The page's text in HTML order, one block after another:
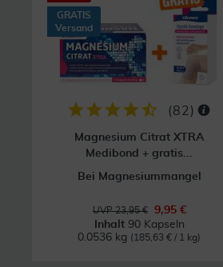
GRATIS
Versand
(82 )
Magnesium Citrat XTRA
Medibond + gratis...
Bei Magnesiummangel
UVP 23,95 €
9,95 €
Inhalt 90 Kapseln
0.0536 kg (185,63 € / 1 kg)